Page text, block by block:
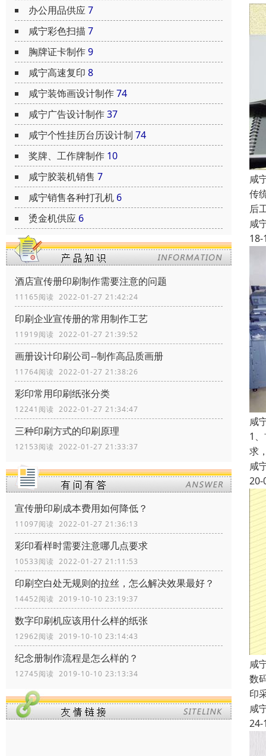
办公用品供应7
咸宁彩色扫描 7
胸牌证卡制作9
咸宁高速复印 8
咸宁装饰画设计制作74
咸宁广告设计制作37
咸宁个性挂历台历设计制 74
奖牌、工作牌制作 10
咸宁胶装机销售 7
咸宁销售各种打孔机 6
烫金机供应 6
酒店宣传册印刷制作需要注意的问题
11165阅读 2022-01-27 21:42:24
印刷企业宣传册的常用制作工艺
11919阅读 2022-01-27 21:39:52
画册设计印刷公司--制作高品质画册
11764阅读 2022-01-27 21:38:26
彩印常用印刷纸张分类
12241阅读 2022-01-27 21:34:47
三种印刷方式的印刷原理
12153阅读 2022-01-27 21:33:37
宣传册印刷成本费用如何降低？
11097阅读 2022-01-27 21:36:13
彩印看样时需要注意哪几点要求
10533阅读 2022-01-27 21:11:53
印刷空白处无规则的拉丝，怎么解决效果最好？
14452阅读 2019-10-10 23:19:37
数字印刷机应该用什么样的纸张
12962阅读 2019-10-10 23:14:43
纪念册制作流程是怎么样的？
12745阅读 2019-10-10 23:13:34
咸
传
后
咸
18-
咸
1
求
咸
20-
咸
数
印
咸
24-